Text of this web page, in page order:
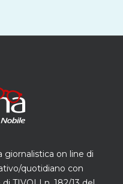
on line di
quotidiano con